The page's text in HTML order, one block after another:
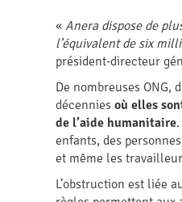
«Anera dispose de
l’équivalent de six
président-directeur
De nombreuses ONG,
décenniesoù elles
de l’aide humanitaire
enfants, des
et même les
L’obstruction est liée